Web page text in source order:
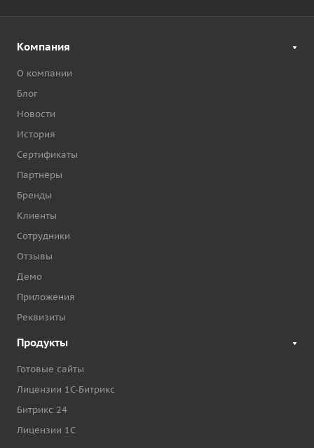
Компания
О компании
Блог
Новости
История
Сертификаты
Партнёры
Бренды
Клиенты
Сотрудники
Отзывы
Демо
Приложения
Реквизиты
Продукты
Готовые сайты
Лицензии 1С-Битрикс
Битрикс 24
Лицензии 1С